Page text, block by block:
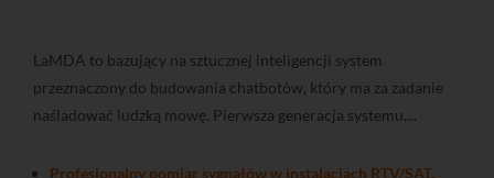
LaMDA to bazujący na sztucznej inteligencji system
przeznaczony do budowania chatbotów, który ma za zadanie
naśladować ludzką mowę. Pierwsza generacja systemu,...
Profesjonalny pomiar sygnałów w instalacjach RTV/SAT.